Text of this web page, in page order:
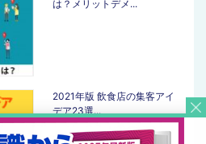
は？メリットデメ...
2021年版 飲食店の集客アイ
デア23選...